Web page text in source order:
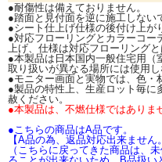
●耐傷性は備えておりません。
●踏面と見付面を逆に施工しない
●シート仕上げ仕様の後付け上が
●対応フローリングとカラーコー
上げ、仕様は対応フローリングと
●本製品は日本国内一般住宅用（
取り扱いが異なる場所には使用し
●モニター画面と実物では、色・
●製品の特性上、生産ロット毎に
赦ください。
●本製品は、不燃仕様ではありま
●こちらの商品はA品です。
【A品の為、返品対応出来ません
（こちらに戻ってきた商品は、